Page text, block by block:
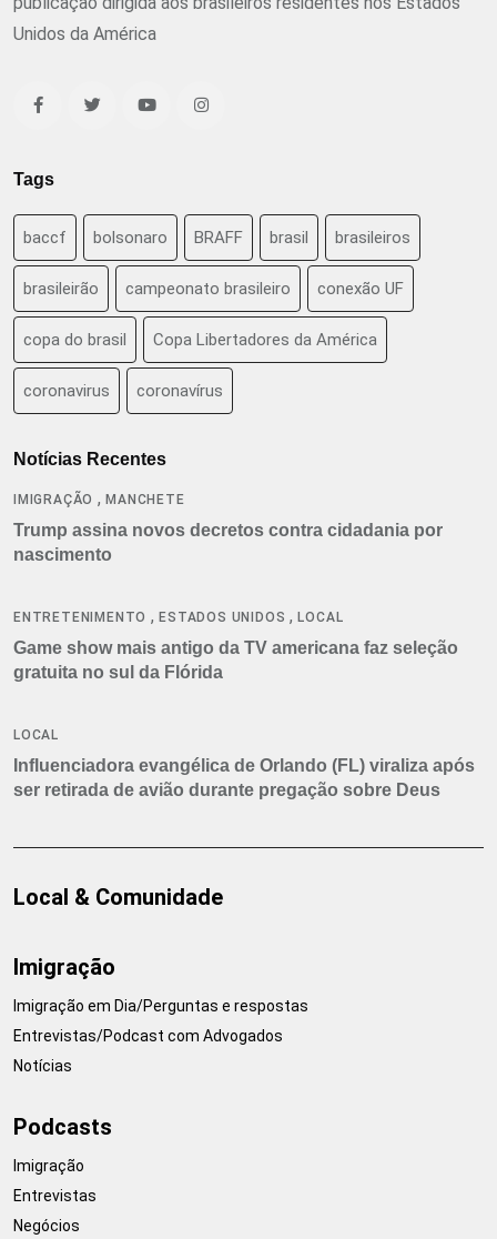
Unidos da América
Tags
baccf bolsonaro BRAFF brasil brasileiros
brasileirão campeonato brasileiro conexão UF
copa do brasil Copa Libertadores da América
coronavirus coronavírus
Notícias Recentes
IMIGRAÇÃO ,MANCHETE
Trump assina novos decretos contra cidadania por
nascimento
ENTRETENIMENTO ,ESTADOS UNIDOS ,LOCAL
Game show mais antigo da TV americana faz seleção
gratuita no sul da Flórida
LOCAL
Influenciadora evangélica de Orlando (FL) viraliza após
ser retirada de avião durante pregação sobre Deus
Local & Comunidade
Imigração
Imigração em Dia/Perguntas e respostas
Entrevistas/Podcast com Advogados
Notícias
Podcasts
Imigração
Entrevistas
Negócios